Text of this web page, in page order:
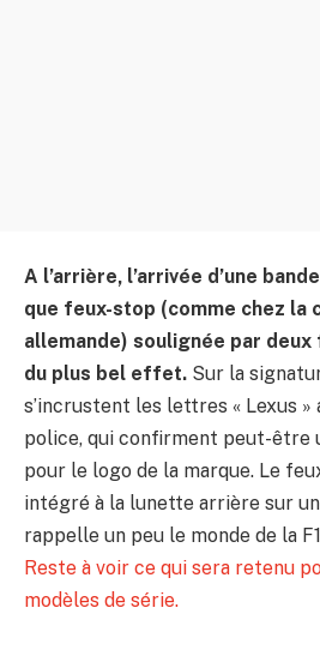
A l’arrière, l’arrivée d’une
que feux-stop (comme chez la
allemande) soulignée par
du plus bel effet. Sur la
s’incrustent les lettres « Lexus »
police, qui confirment peut-être
pour le logo de la marque. Le
intégré à la lunette arrière sur
rappelle un peu le monde de la
Reste à voir ce qui sera retenu
modèles de série.